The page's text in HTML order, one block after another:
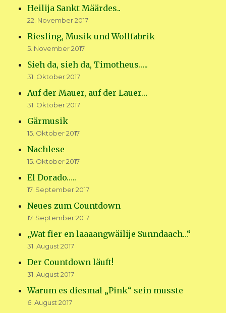
Heilija Sankt Määrdes..
22. November 2017
Riesling, Musik und Wollfabrik
5. November 2017
Sieh da, sieh da, Timotheus…..
31. Oktober 2017
Auf der Mauer, auf der Lauer…
31. Oktober 2017
Gärmusik
15. Oktober 2017
Nachlese
15. Oktober 2017
El Dorado…..
17. September 2017
Neues zum Countdown
17. September 2017
„Wat fier en laaaangwäilije Sunndaach…“
31. August 2017
Der Countdown läuft!
31. August 2017
Warum es diesmal „Pink“ sein musste
6. August 2017